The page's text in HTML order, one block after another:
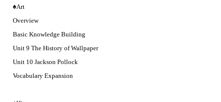
♠Art
Overview
Basic Knowledge Building
Unit 9 The History of Wallpaper
Unit 10 Jackson Pollock
Vocabulary Expansion